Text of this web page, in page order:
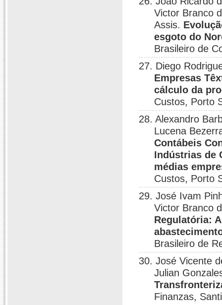
Victor Branco
Assis.
esgoto do
Brasileiro de
27. Diego
Empresas
cálculo da
Custos, Porto
28. Alexandro
Lucena
Contábeis
Indústrias de
médias
Custos, Porto
29. José Ivam
Victor Branco
Regulatória:
Brasileiro de
30. José Vicente
Julian
Finanzas,